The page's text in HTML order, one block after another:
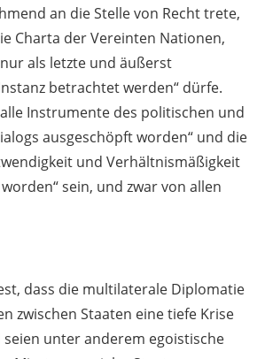
an die Stelle von Recht trete,
Charta der Vereinten Nationen,
als letzte und äußerst
betrachtet werden“ dürfe.
Instrumente des politischen und
ausgeschöpft worden“ und die
und Verhältnismäßigkeit
sein, und zwar von allen
dass die multilaterale Diplomatie
zwischen Staaten eine tiefe Krise
unter anderem egoistische